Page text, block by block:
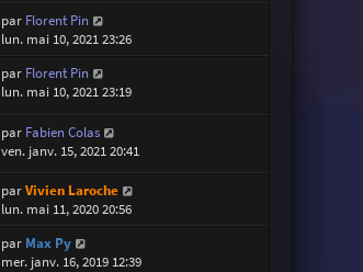
par Florent Pin
lun. mai 10, 2021 23:26
par Florent Pin
lun. mai 10, 2021 23:19
par Fabien Colas
ven. janv. 15, 2021 20:41
parVivien Laroche
lun. mai 11, 2020 20:56
par Max Py
mer. janv. 16, 2019 12:39